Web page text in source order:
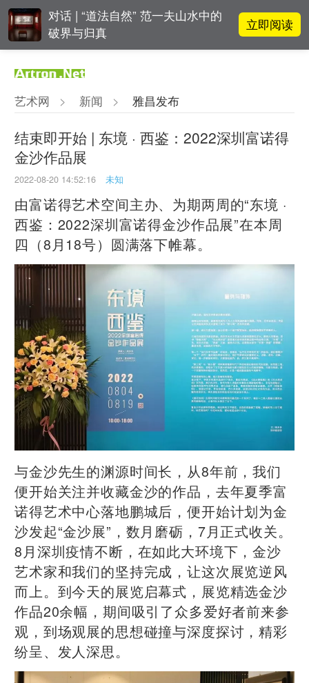
对话 | “道法自然” 范一夫山水中的
破界与归真
立即阅读
值
吕晓：北京画院两个中心十年 跨学
科带来齐白石研究新突破
“纤维”提问2022：存在何“缓”？
艺术网 > 新闻 > 雅昌发布
结束即开始 | 东境 · 西鉴：2022深圳富诺得
金沙作品展
2022-08-20 14:52:16 未知
由富诺得艺术空间主办、为期两周的“东境 ·
西鉴：2022深圳富诺得金沙作品展”在本周
四（8月18号）圆满落下帷幕。
与金沙先生的渊源时间长，从8年前，我们
便开始关注并收藏金沙的作品，去年夏季富
诺得艺术中心落地鹏城后，便开始计划为金
沙发起“金沙展”，数月磨砺，7月正式收关。
8月深圳疫情不断，在如此大环境下，金沙
艺术家和我们的坚持完成，让这次展览逆风
而上。到今天的展览启幕式，展览精选金沙
作品20余幅，期间吸引了众多爱好者前来参
观，到场观展的思想碰撞与深度探讨，精彩
纷呈、发人深思。